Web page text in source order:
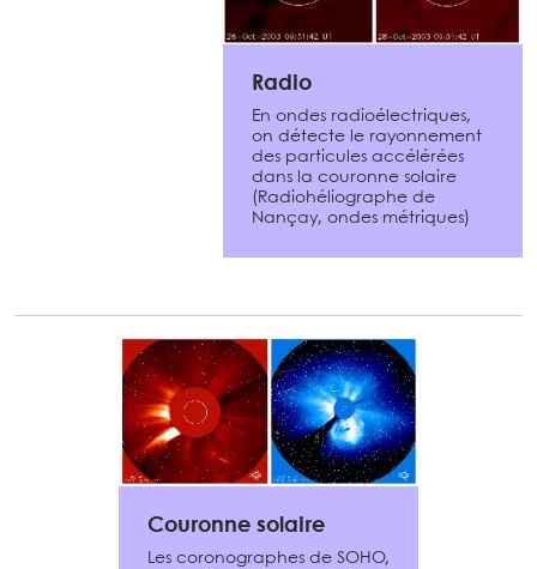
Radio
En ondes radioélectriques,
on détecte le rayonnement
des particules accélérées
dans la couronne solaire
(Radiohéliographe de
Nançay, ondes métriques)
Couronne solaire
Les coronographes de SOHO,